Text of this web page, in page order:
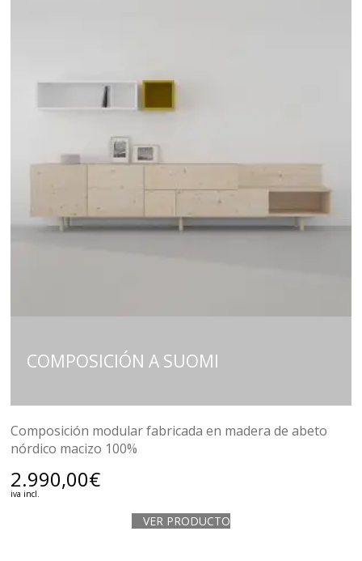
COMPOSICIÓN A SUOMI
Composición modular fabricada en madera de abeto
nórdico macizo 100%
2.990,00€
iva incl.
VER PRODUCTO